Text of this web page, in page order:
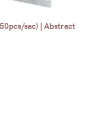
sac) | Abstract